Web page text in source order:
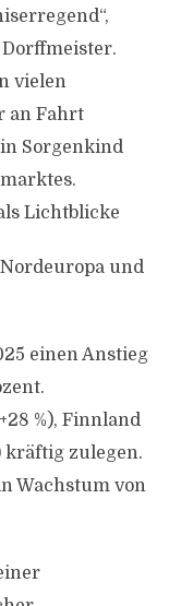
vielen
an Fahrt
Sorgenkind
Lichtblicke
und
einen Anstieg
%), Finnland
kräftig zulegen.
Wachstum von